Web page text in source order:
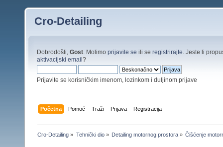
Cro-Detailing
Dobrodošli, Gost . Molimo prijavite se ili se registrirajte . Jeste li
aktivacijski email?
Prijavite se korisničkim imenom, lozinkom i duljinom prijave
Početna Pomoć Traži Prijava Registracija
Cro-Detailing » Tehnički dio» Detailing motornog prostora» Čišćenje